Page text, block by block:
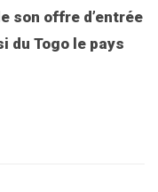
son offre d’entrée
du Togo le pays